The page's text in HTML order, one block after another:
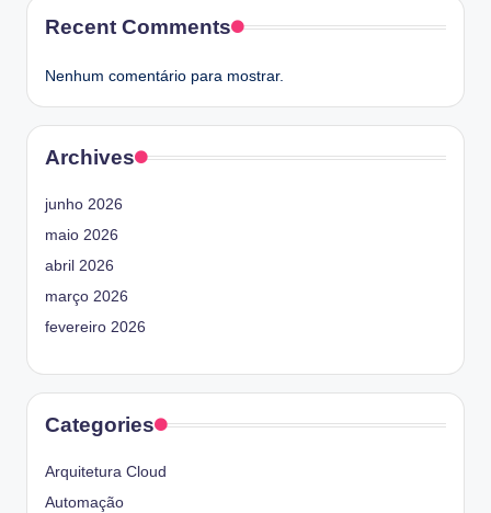
Recent Comments
Nenhum comentário para mostrar.
Archives
junho 2026
maio 2026
abril 2026
março 2026
fevereiro 2026
Categories
Arquitetura Cloud
Automação